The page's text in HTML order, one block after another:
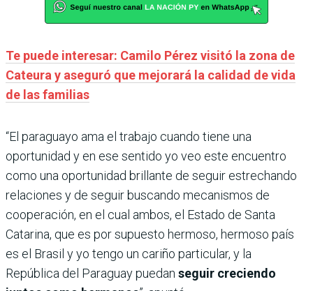
Te puede interesar: Camilo Pérez visitó la zona de
Cateura y aseguró que mejorará la calidad de vida
de las familias
“El paraguayo ama el trabajo cuando tiene una
oportunidad y en ese sentido yo veo este encuentro
como una oportunidad brillante de seguir estrechando
relaciones y de seguir buscando mecanismos de
cooperación, en el cual ambos, el Estado de Santa
Catarina, que es por supuesto hermoso, hermoso país
es el Brasil y yo tengo un cariño particular, y la
República del Paraguay puedan seguir creciendo